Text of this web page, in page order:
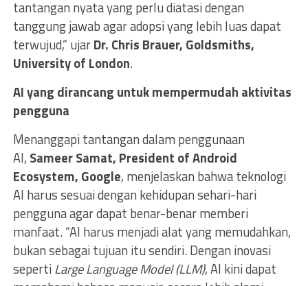
tantangan nyata yang perlu diatasi dengan
tanggung jawab agar adopsi yang lebih luas dapat
terwujud,” ujarDr. Chris Brauer, Goldsmiths,
University of London.
AI yang dirancang untuk mempermudah aktivitas
pengguna
Menanggapi tantangan dalam penggunaan
AI, Sameer Samat, President of Android
Ecosystem, Google, menjelaskan bahwa teknologi
AI harus sesuai dengan kehidupan sehari-hari
pengguna agar dapat benar-benar memberi
manfaat. “AI harus menjadi alat yang memudahkan,
bukan sebagai tujuan itu sendiri. Dengan inovasi
sepertiLarge Language Model (LLM), AI kini dapat